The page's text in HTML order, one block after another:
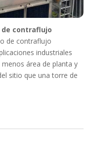
contraflujo
de contraflujo
industriales
menos área de planta y
sitio que una torre de